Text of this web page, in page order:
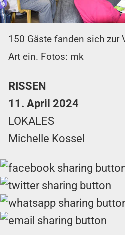
150 Gäste fanden sich zur
Art ein. Fotos: mk
RISSEN
11. April 2024
LOKALES
Michelle Kossel